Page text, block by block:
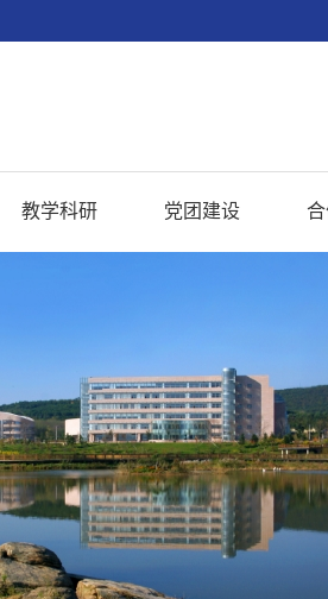
教学科研 党团建设